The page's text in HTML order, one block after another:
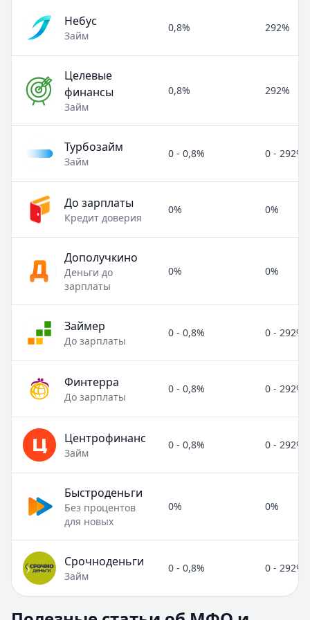
Небус
Займ
0,8% 292%
Целевые
финансы
Займ
0,8% 292%
Турбозайм
Займ
0 - 0,8% 0 - 292%
До зарплаты
Кредит доверия
0% 0%
Дополучкино
Деньги до
зарплаты
0% 0%
Займер
До зарплаты
0 - 0,8% 0 - 292%
Финтерра
До зарплаты
0 - 0,8% 0 - 292%
Центрофинанс
Займ
0 - 0,8% 0 - 292%
Быстроденьги
Без процентов
для новых
0% 0%
Срочноденьги
Займ
0 - 0,8% 0 - 292%